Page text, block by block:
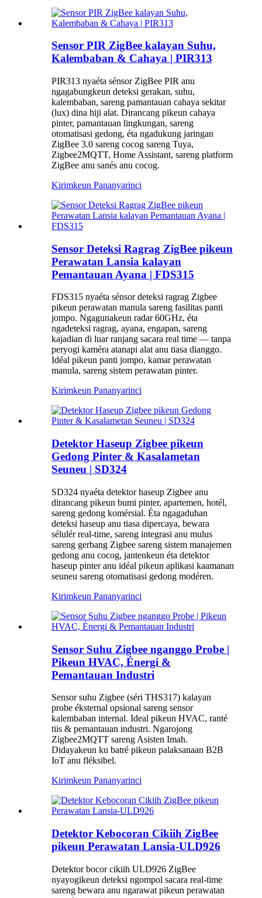
Sensor PIR ZigBee kalayan Suhu,
Kalembaban & Cahaya | PIR313
PIR313 nyaéta sénsor ZigBee PIR anu
ngagabungkeun deteksi gerakan, suhu,
kalembaban, sareng pamantauan cahaya sekitar
(lux) dina hiji alat. Dirancang pikeun cahaya
pinter, pamantauan lingkungan, sareng
otomatisasi gedong, éta ngadukung jaringan
ZigBee 3.0 sareng cocog sareng Tuya,
Zigbee2MQTT, Home Assistant, sareng platform
ZigBee anu sanés anu cocog.
Kirimkeun Pananyarinci
Sensor Deteksi Ragrag ZigBee pikeun
Perawatan Lansia kalayan
Pemantauan Ayana | FDS315
FDS315 nyaéta sénsor deteksi ragrag Zigbee
pikeun perawatan manula sareng fasilitas panti
jompo. Ngagunakeun radar 60GHz, éta
ngadeteksi ragrag, ayana, engapan, sareng
kajadian di luar ranjang sacara real time — tanpa
peryogi kaméra atanapi alat anu tiasa dianggo.
Idéal pikeun panti jompo, kamar perawatan
manula, sareng sistem perawatan pinter.
Kirimkeun Pananyarinci
Detektor Haseup Zigbee pikeun
Gedong Pinter & Kasalametan
Seuneu | SD324
SD324 nyaéta detektor haseup Zigbee anu
dirancang pikeun bumi pinter, apartemen, hotél,
sareng gedong komérsial. Éta ngagaduhan
deteksi haseup anu tiasa dipercaya, bewara
sélulér real-time, sareng integrasi anu mulus
sareng gerbang Zigbee sareng sistem manajemen
gedong anu cocog, jantenkeun éta detektor
haseup pinter anu idéal pikeun aplikasi kaamanan
seuneu sareng otomatisasi gedong modéren.
Kirimkeun Pananyarinci
Sensor Suhu Zigbee nganggo Probe |
Pikeun HVAC, Énergi &
Pemantauan Industri
Sensor suhu Zigbee (séri THS317) kalayan
probe éksternal opsional sareng sensor
kalembaban internal. Ideal pikeun HVAC, ranté
tiis & pemantauan industri. Ngarojong
Zigbee2MQTT sareng Asisten Imah.
Didayakeun ku batré pikeun palaksanaan B2B
IoT anu fléksibel.
Kirimkeun Pananyarinci
Detektor Kebocoran Cikiih ZigBee
pikeun Perawatan Lansia-ULD926
Detektor bocor cikiih ULD926 ZigBee
nyayogikeun deteksi ngompol sacara real-time
sareng bewara anu ngarawat pikeun perawatan